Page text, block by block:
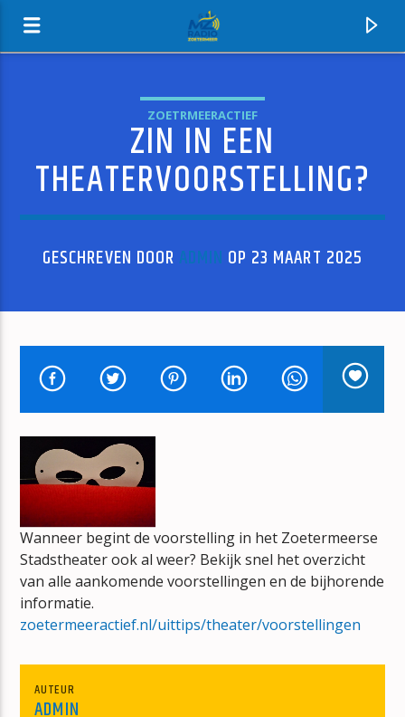
MZ-RADIO
HUIDIG NUMMER
SCHERVEN VAN JE LEVEN
BENNY NEYMAN
mz-radio
ZOETRMEERACTIEF
ZIN IN EEN
THEATERVOORSTELLING?
GESCHREVEN DOOR ADMIN OP 23 MAART 2025
Wanneer begint de voorstelling in het Zoetermeerse
Stadstheater ook al weer? Bekijk snel het overzicht
van alle aankomende voorstellingen en de bijhorende
informatie.
zoetermeeractief.nl/uittips/theater/voorstellingen
AUTEUR
ADMIN